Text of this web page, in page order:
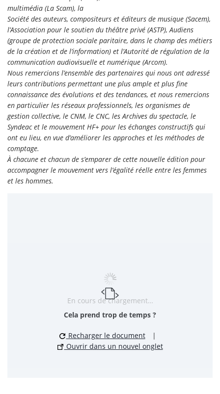
multimédia (La Scam), la
Société des auteurs, compositeurs et éditeurs de musique (Sacem),
l’Association pour le soutien du théâtre privé (ASTP), Audiens
(groupe de protection sociale paritaire, dans le champ des métiers
de la création et de l’information) et l’Autorité de régulation de la
communication audiovisuelle et numérique (Arcom).
Nous remercions l’ensemble des partenaires qui nous ont adressé
leurs contributions permettant une plus ample et plus fine
connaissance des évolutions et des tendances, et nous remercions
en particulier les réseaux professionnels, les organismes de
gestion collective, le CNM, le CNC, les Archives du spectacle, le
Syndeac et le mouvement HF+ pour les échanges constructifs qui
ont eu lieu, en vue d’améliorer les approches et les méthodes de
comptage.
À chacune et chacun de s’emparer de cette nouvelle édition pour
accompagner le mouvement vers l’égalité réelle entre les femmes
et les hommes.
En cours de chargement…
Cela prend trop de temps ?
Recharger le document
|
Ouvrir dans un nouvel onglet